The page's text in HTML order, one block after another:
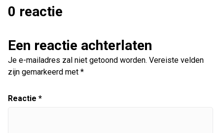
0 reactie
Een reactie achterlaten
Je e-mailadres zal niet getoond worden. Vereiste velden
zijn gemarkeerd met *
Reactie *